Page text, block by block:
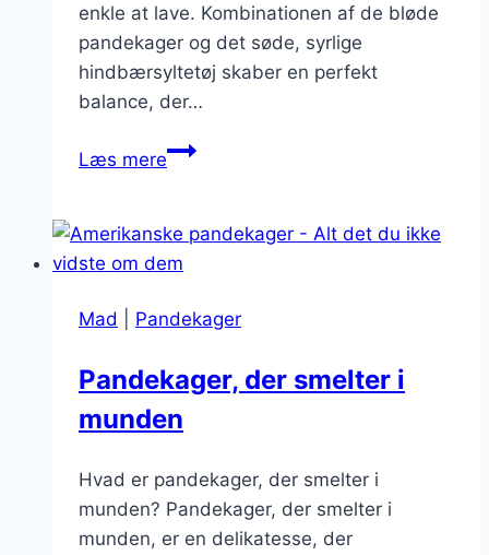
enkle at lave. Kombinationen af de bløde
pandekager og det søde, syrlige
hindbærsyltetøj skaber en perfekt
balance, der…
Læs merePandekager
syltetøj
Mad Pandekager
Pandekager, der smelter i
munden
Hvad er pandekager, der smelter i
munden? Pandekager, der smelter i
munden, er en delikatesse, der